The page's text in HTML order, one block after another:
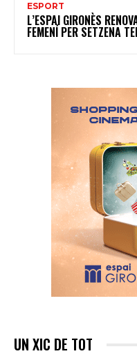
ESPORT
L’ESPAI GIRONÈS
FEMENÍ PER SETZENA
UN XIC DE TOT